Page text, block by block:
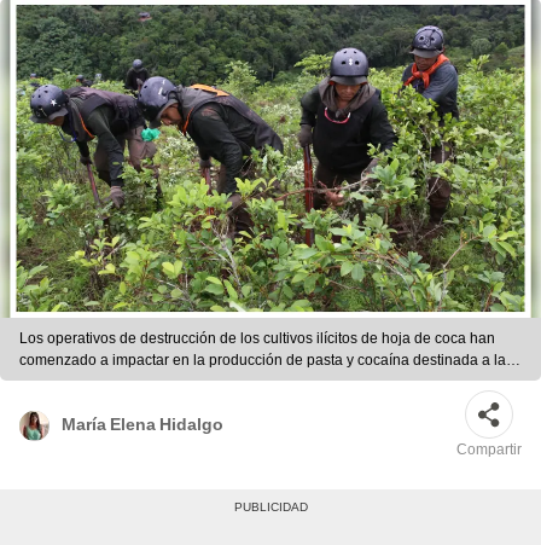
Los operativos de destrucción de los cultivos ilícitos de hoja de coca han
comenzado a impactar en la producción de pasta y cocaína destinada a las
mafias globales.
María Elena Hidalgo
Compartir